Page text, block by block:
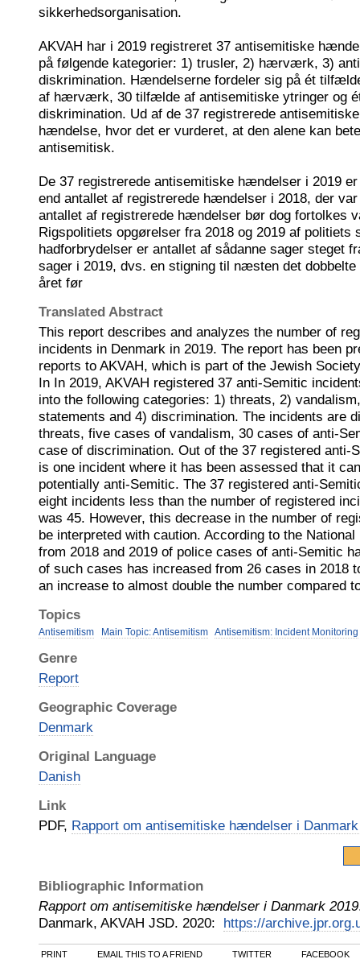
sikkerhedsorganisation.
AKVAH har i 2019 registreret 37 antisemitiske
på følgende kategorier: 1) trusler, 2) hærværk, 3)
diskrimination. Hændelserne fordeler sig på ét
af hærværk, 30 tilfælde af antisemitiske ytringer og
diskrimination. Ud af de 37 registrerede
hændelse, hvor det er vurderet, at den alene kan
antisemitisk.
De 37 registrerede antisemitiske hændelser i 2019
end antallet af registrerede hændelser i 2018, der
antallet af registrerede hændelser bør dog fortolkes
Rigspolitiets opgørelser fra 2018 og 2019 af politiets
hadforbrydelser er antallet af sådanne sager steget
sager i 2019, dvs. en stigning til næsten det dobbelte
året før
Translated Abstract
This report describes and analyzes the number of
incidents in Denmark in 2019. The report has been
reports to AKVAH, which is part of the Jewish
In In 2019, AKVAH registered 37 anti-Semitic
into the following categories: 1) threats, 2)
statements and 4) discrimination. The incidents are
threats, five cases of vandalism, 30 cases of anti-
case of discrimination. Out of the 37 registered anti-
is one incident where it has been assessed that it
potentially anti-Semitic. The 37 registered anti-
eight incidents less than the number of registered
was 45. However, this decrease in the number of
be interpreted with caution. According to the
from 2018 and 2019 of police cases of anti-Semitic
of such cases has increased from 26 cases in 2018
an increase to almost double the number compared
Topics
Antisemitism Main Topic: Antisemitism Antisemitism: Incident Monitoring
Genre
Report
Geographic Coverage
Denmark
Original Language
Danish
Link
PDF, Rapport om antisemitiske hændelser i
Bibliographic Information
Rapport om antisemitiske hændelser i Danmark 2019
Danmark, AKVAH JSD. 2020: https://
PRINT EMAIL THIS TO A FRIEND TWITTER FACEBOOK